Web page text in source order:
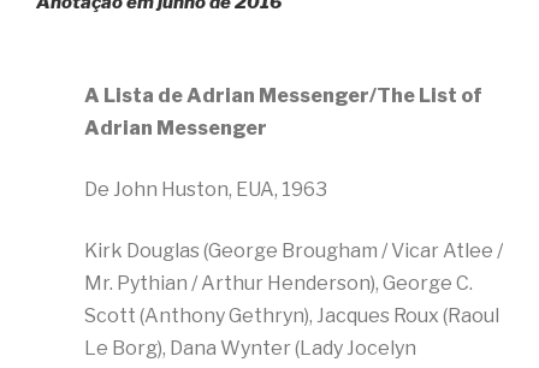
A Lista de Adrian Messenger/The List of
Adrian Messenger
De John Huston, EUA, 1963
Kirk Douglas (George Brougham / Vicar Atlee /
Mr. Pythian / Arthur Henderson), George C.
Scott (Anthony Gethryn), Jacques Roux (Raoul
Le Borg), Dana Wynter (Lady Jocelyn